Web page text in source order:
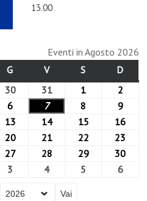
13.00
Eventi in Agosto 2026
G V S
D
30 31 1
2
6 7 8
9
13 14 15
16
20 21 22
23
27 28 29
30
3 4 5
6